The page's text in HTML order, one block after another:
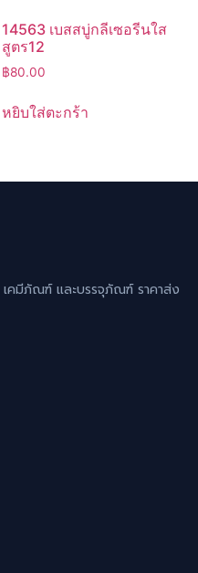
14563 เบสสบู่กลีเซอรีนใส
สูตร12
฿80.00
หยิบใส่ตะกร้า
เคมีภัณฑ์ และบรรจุภัณฑ์ ราคาส่ง